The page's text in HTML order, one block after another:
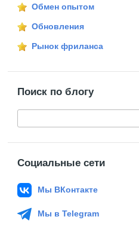
Обмен опытом
Обновления
Рынок фриланса
Поиск по блогу
Социальные сети
Мы ВКонтакте
Мы в Telegram